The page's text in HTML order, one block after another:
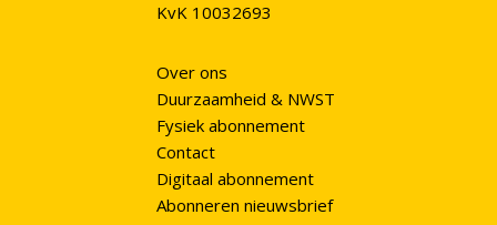
KvK 10032693
Over ons
Duurzaamheid & NWST
Fysiek abonnement
Contact
Digitaal abonnement
Abonneren nieuwsbrief